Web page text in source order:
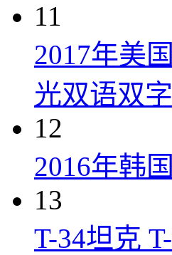
11
2017年美
光双语双字
12
2016年韩
13
T-34坦克